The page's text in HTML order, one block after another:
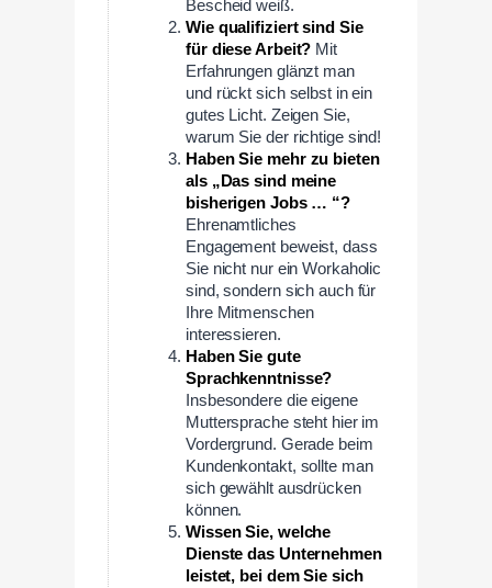
Bescheid weiß.
Wie qualifiziert sind Sie
für diese Arbeit? Mit
Erfahrungen glänzt man
und rückt sich selbst in ein
gutes Licht. Zeigen Sie,
warum Sie der richtige sind!
Haben Sie mehr zu bieten
als „Das sind meine
bisherigen Jobs … “?
Ehrenamtliches
Engagement beweist, dass
Sie nicht nur ein Workaholic
sind, sondern sich auch für
Ihre Mitmenschen
interessieren.
Haben Sie gute
Sprachkenntnisse?
Insbesondere die eigene
Muttersprache steht hier im
Vordergrund. Gerade beim
Kundenkontakt, sollte man
sich gewählt ausdrücken
können.
Wissen Sie, welche
Dienste das Unternehmen
leistet, bei dem Sie sich